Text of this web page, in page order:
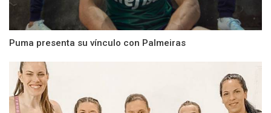
Puma presenta su vínculo con Palmeiras